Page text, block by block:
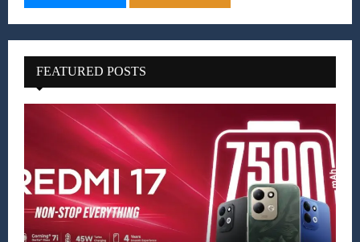
FEATURED POSTS